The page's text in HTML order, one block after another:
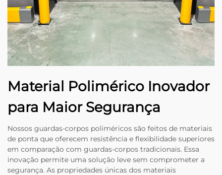
Material Polimérico Inovador
para Maior Segurança
Nossos guardas-corpos poliméricos são feitos de materiais
de ponta que oferecem resistência e flexibilidade superiores
em comparação com guardas-corpos tradicionais. Essa
inovação permite uma solução leve sem comprometer a
segurança. As propriedades únicas dos materiais